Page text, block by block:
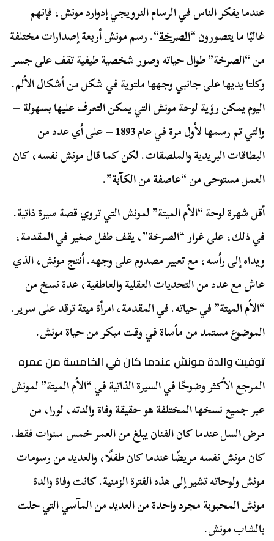
عندما يفكر الناس في الرسام النرويجي إدوارد مونش، فإنهم
غالبًا ما يتصورون “الصرخة“. رسم مونش أربعة إصدارات مختلفة
من “الصرخة” طوال حياته وصور شخصية طيفية تقف على جسر
وكلتا يديها على جانبي وجهها ملتوية في شكل من أشكال الألم.
اليوم يمكن رؤية لوحة مونش التي يمكن التعرف عليها بسهولة –
والتي تم رسمها لأول مرة في عام 1893 – على أي عدد من
البطاقات البريدية والملصقات. لكن كما قال مونش نفسه، كان
العمل مستوحى من “عاصفة من الكآبة”.
أقل شهرة لوحة “الأم الميتة” لمونش التي تروي قصة سيرة ذاتية.
في ذلك، على غرار “الصرخة”، يقف طفل صغير في المقدمة،
ويداه إلى رأسه، مع تعبير مصدوم على وجهه. أنتج مونش، الذي
عاش مع عدد من التحديات العقلية والعاطفية، عدة نسخ من
“الأم الميتة” في حياته. في المقدمة، امرأة ميتة ترقد على سرير.
الموضوع مستمد من مأساة في وقت مبكر من حياة مونش.
توفيت والدة مونش عندما كان في الخامسة من عمره
المرجع الأكثر وضوحًا في السيرة الذاتية في “الأم الميتة” لمونش
عبر جميع نسخها المختلفة هو حقيقة وفاة والدته، لورا، من
مرض السل عندما كان الفنان يبلغ من العمر خمس سنوات فقط.
كان مونش نفسه مريضًا عندما كان طفلًا، والعديد من رسومات
مونش ولوحاته تشير إلى هذه الفترة الزمنية. كانت وفاة والدة
مونش المحبوبة مجرد واحدة من العديد من المآسي التي حلت
بالشاب مونش.